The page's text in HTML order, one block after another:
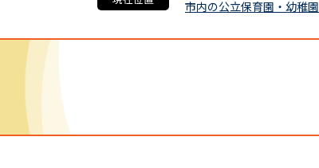
市内の公立保育園・幼稚園